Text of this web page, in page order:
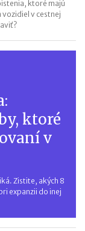
ktoré majú
v cestnej
ktoré
v
Zistite, akých 8
expanzii do inej